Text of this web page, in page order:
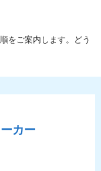
をご案内します。どう
カー